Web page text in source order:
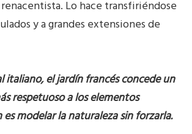
Lo hace transfiriéndose
y a grandes extensiones de
italiano, el jardín francés concede un
respetuoso a los elementos
es modelar la naturaleza sin forzarla.